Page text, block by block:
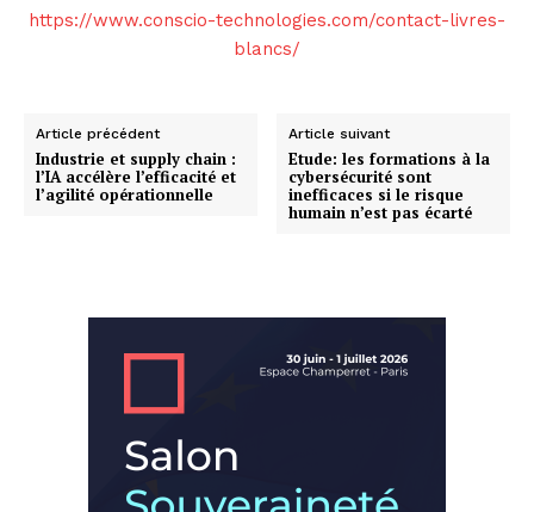
https://www.conscio-technologies.com/contact-livres-
blancs/
Article précédent
Industrie et supply chain :
l’IA accélère l’efficacité et
l’agilité opérationnelle
Article suivant
Etude: les formations à la
cybersécurité sont
inefficaces si le risque
humain n’est pas écarté